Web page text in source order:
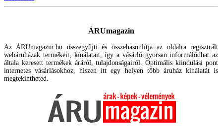
ÁRUmagazin
Az ÁRUmagazin.hu összegyűjti és összehasonlítja az oldalra regisztrált
webáruházak termékeit, kínálatait, így a vásárló gyorsan informálódhat az
általa keresett termékek áráról, tulajdonságairól. Optimális kiindulási pont
internetes vásárlásokhoz, hiszen itt egy helyen több áruház kínálatát is
megtekintheted.